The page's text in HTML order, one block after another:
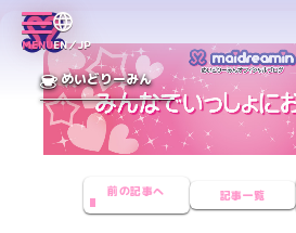
MENUEN／JP
めいどりーみん
前の記事へ 記事一覧